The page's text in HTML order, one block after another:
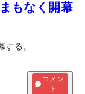
もなく開幕
る。
コメン
ト